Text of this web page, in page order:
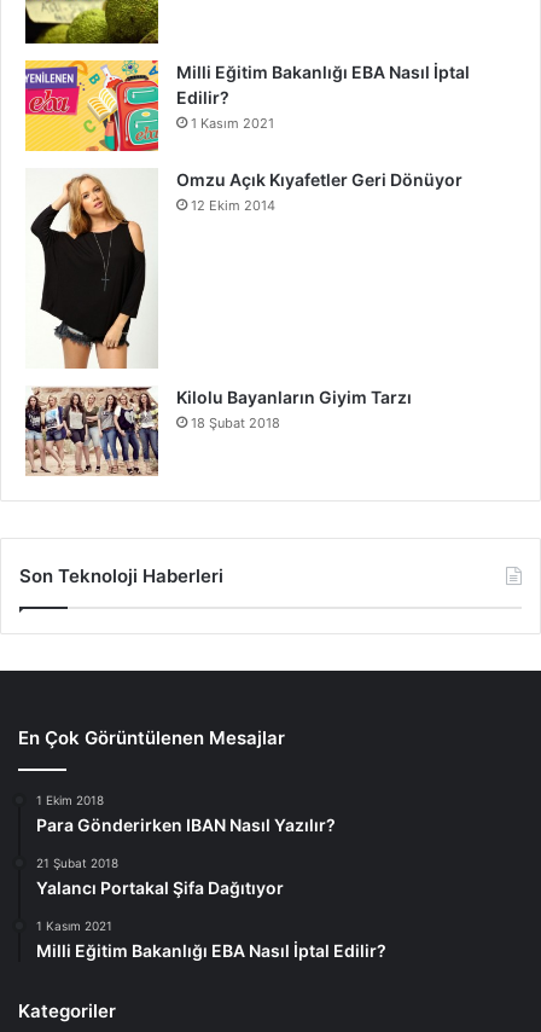
Milli Eğitim Bakanlığı EBA Nasıl İptal
Edilir?
1 Kasım 2021
Omzu Açık Kıyafetler Geri Dönüyor
12 Ekim 2014
Kilolu Bayanların Giyim Tarzı
18 Şubat 2018
Son Teknoloji Haberleri
En Çok Görüntülenen Mesajlar
1 Ekim 2018
Para Gönderirken IBAN Nasıl Yazılır?
21 Şubat 2018
Yalancı Portakal Şifa Dağıtıyor
1 Kasım 2021
Milli Eğitim Bakanlığı EBA Nasıl İptal Edilir?
Kategoriler